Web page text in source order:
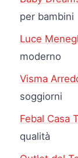
per bambini
Luce
moderno
Visma
soggiorni
Febal Casa
qualità